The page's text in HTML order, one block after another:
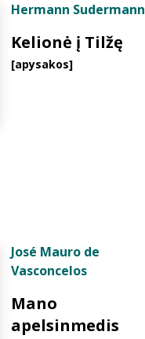
Hermann Sudermann
Kelionė į Tilžę
[apysakos]
José Mauro de
Vasconcelos
Mano
apelsinmedis